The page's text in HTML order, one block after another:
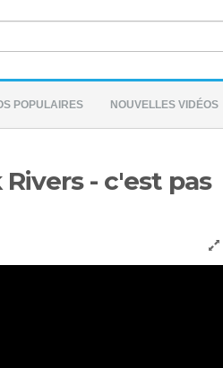
POPULAIRES NOUVELLES VIDÉOS
- c'est pas